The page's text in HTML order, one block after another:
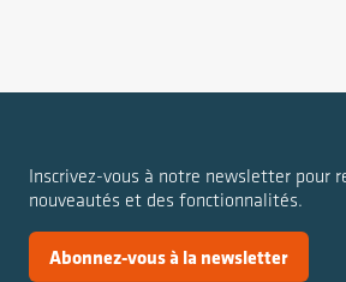
Inscrivez-vous à notre newsletter pour
nouveautés et des fonctionnalités.
Abonnez-vous à la newsletter